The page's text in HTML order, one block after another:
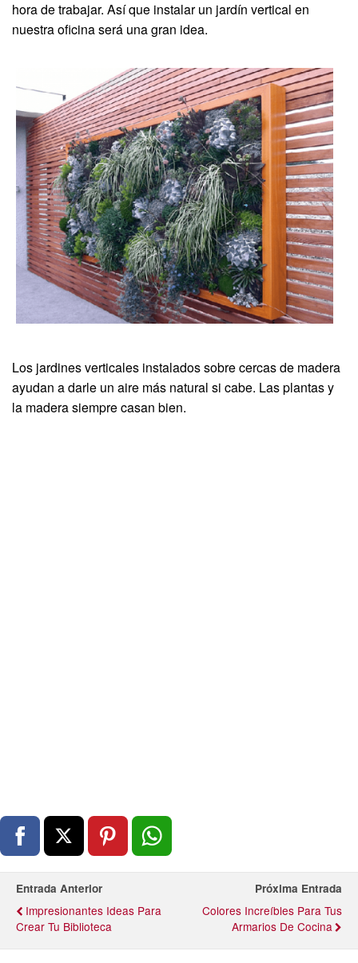
hora de trabajar. Así que instalar un jardín vertical en
nuestra oficina será una gran idea.
Los jardines verticales instalados sobre cercas de madera
ayudan a darle un aire más natural si cabe. Las plantas y
la madera siempre casan bien.
Entrada Anterior
Impresionantes Ideas Para
Crear Tu Biblioteca
Próxima Entrada
Colores Increíbles Para Tus
Armarios De Cocina